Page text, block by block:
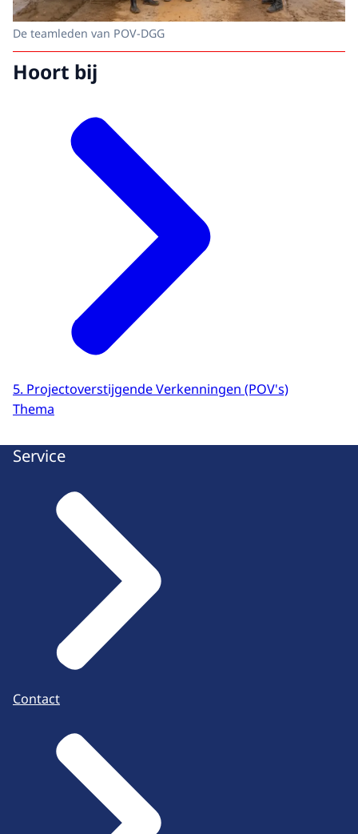
De teamleden van POV-DGG
Hoort bij
5. Projectoverstijgende Verkenningen (POV's)
Thema
Service
Contact